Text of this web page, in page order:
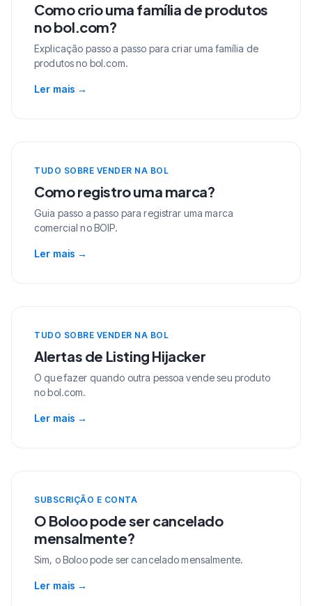
Como crio uma família de produtos
no bol.com?
Explicação passo a passo para criar uma família de
produtos no bol.com.
Ler mais →
TUDO SOBRE VENDER NA BOL
Como registro uma marca?
Guia passo a passo para registrar uma marca
comercial no BOIP.
Ler mais →
TUDO SOBRE VENDER NA BOL
Alertas de Listing Hijacker
O que fazer quando outra pessoa vende seu produto
no bol.com.
Ler mais →
SUBSCRIÇÃO E CONTA
O Boloo pode ser cancelado
mensalmente?
Sim, o Boloo pode ser cancelado mensalmente.
Ler mais →